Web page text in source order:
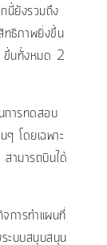
นี้ยังรวมถึง
ทธิภาพยิ่งขึ้น
ขึ้นทั้งหมด 2
การทดสอบ
ๆ โดยเฉพาะ
ามารถบินได้
การทำแผนที่
ะบบสนุบสนุน